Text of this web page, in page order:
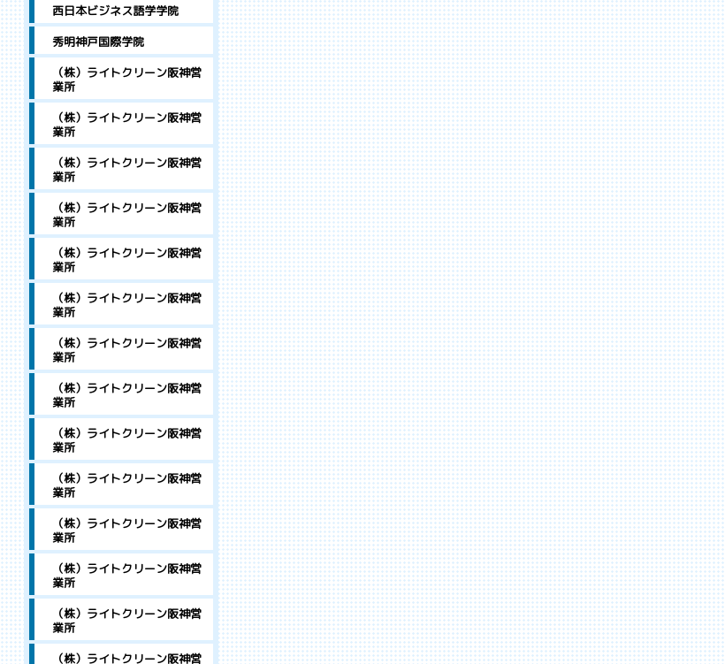
西日本ビジネス語学学院
秀明神戸国際学院
（株）ライトクリーン阪神営
業所
（株）ライトクリーン阪神営
業所
（株）ライトクリーン阪神営
業所
（株）ライトクリーン阪神営
業所
（株）ライトクリーン阪神営
業所
（株）ライトクリーン阪神営
業所
（株）ライトクリーン阪神営
業所
（株）ライトクリーン阪神営
業所
（株）ライトクリーン阪神営
業所
（株）ライトクリーン阪神営
業所
（株）ライトクリーン阪神営
業所
（株）ライトクリーン阪神営
業所
（株）ライトクリーン阪神営
業所
（株）ライトクリーン阪神営